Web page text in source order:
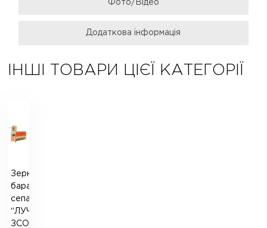
Фото/Відео
Додаткова інформація
ІНШІ ТОВАРИ ЦІЄЇ КАТЕГОРІЇ
Зерновий
барабанний
сепаратор
“ЛУЧ”
ЗСО-35